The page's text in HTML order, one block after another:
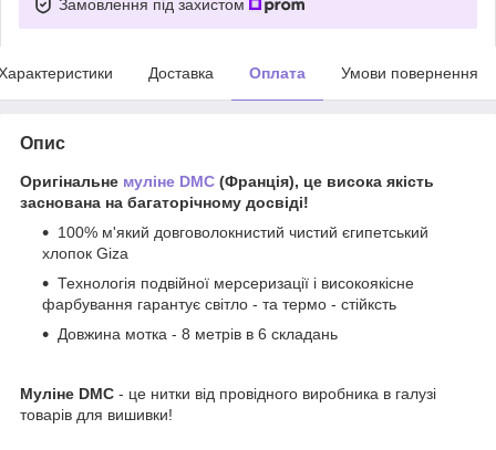
Замовлення під захистом
Доставка Оплата Умови повернення
Опис
Оригінальне муліне DMC (Франція), це висока якість
заснована на багаторічному досвіді!
100% м'який довговолокнистий чистий єгипетський
хлопок Giza
Технологія подвійної мерсеризації і високоякісне
фарбування гарантує світло - та термо - стійксть
Довжина мотка - 8 метрів в 6 складань
Муліне DMC - це нитки від провідного виробника в галузі
товарів для вишивки!